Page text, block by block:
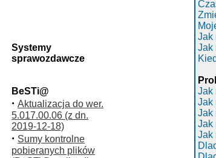
Systemy
sprawozdawcze
BeSTi@
· Aktualizacja do wer.
5.017.00.06 (z dn.
2019-12-18)
· Sumy kontrolne
pobieranych plików
Jak
Jak
Jak
Jak
Jak
Jak
Jak